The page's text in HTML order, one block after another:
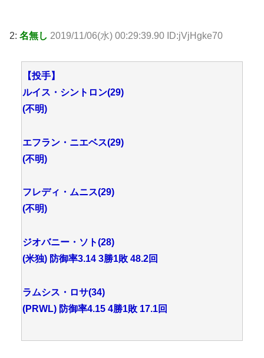
2: 名無し 2019/11/06(水) 00:29:39.90 ID:jVjHgke70
【投手】
ルイス・シントロン(29)
(不明)
エフラン・ニエベス(29)
(不明)
フレディ・ムニス(29)
(不明)
ジオバニー・ソト(28)
(米独) 防御率3.14 3勝1敗 48.2回
ラムシス・ロサ(34)
(PRWL) 防御率4.15 4勝1敗 17.1回